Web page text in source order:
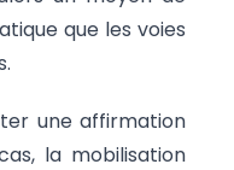
que les voies
une affirmation
la mobilisation